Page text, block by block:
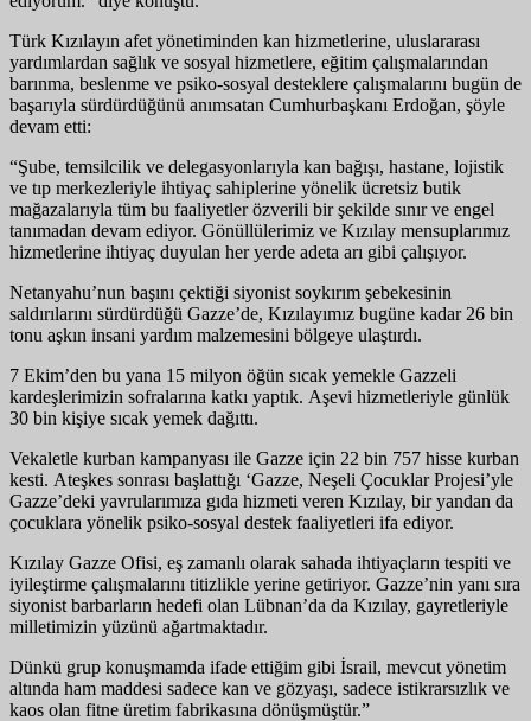
Türk Kızılayın afet yönetiminden kan hizmetlerine, uluslararası
yardımlardan sağlık ve sosyal hizmetlere, eğitim çalışmalarından
barınma, beslenme ve psiko-sosyal desteklere çalışmalarını bugün de
başarıyla sürdürdüğünü anımsatan Cumhurbaşkanı Erdoğan, şöyle
devam etti:
“Şube, temsilcilik ve delegasyonlarıyla kan bağışı, hastane, lojistik
ve tıp merkezleriyle ihtiyaç sahiplerine yönelik ücretsiz butik
mağazalarıyla tüm bu faaliyetler özverili bir şekilde sınır ve engel
tanımadan devam ediyor. Gönüllülerimiz ve Kızılay mensuplarımız
hizmetlerine ihtiyaç duyulan her yerde adeta arı gibi çalışıyor.
Netanyahu’nun başını çektiği siyonist soykırım şebekesinin
saldırılarını sürdürdüğü Gazze’de, Kızılayımız bugüne kadar 26 bin
tonu aşkın insani yardım malzemesini bölgeye ulaştırdı.
7 Ekim’den bu yana 15 milyon öğün sıcak yemekle Gazzeli
kardeşlerimizin sofralarına katkı yaptık. Aşevi hizmetleriyle günlük
30 bin kişiye sıcak yemek dağıttı.
Vekaletle kurban kampanyası ile Gazze için 22 bin 757 hisse kurban
kesti. Ateşkes sonrası başlattığı ‘Gazze, Neşeli Çocuklar Projesi’yle
Gazze’deki yavrularımıza gıda hizmeti veren Kızılay, bir yandan da
çocuklara yönelik psiko-sosyal destek faaliyetleri ifa ediyor.
Kızılay Gazze Ofisi, eş zamanlı olarak sahada ihtiyaçların tespiti ve
iyileştirme çalışmalarını titizlikle yerine getiriyor. Gazze’nin yanı sıra
siyonist barbarların hedefi olan Lübnan’da da Kızılay, gayretleriyle
milletimizin yüzünü ağartmaktadır.
Dünkü grup konuşmamda ifade ettiğim gibi İsrail, mevcut yönetim
altında ham maddesi sadece kan ve gözyaşı, sadece istikrarsızlık ve
kaos olan fitne üretim fabrikasına dönüşmüştür.”